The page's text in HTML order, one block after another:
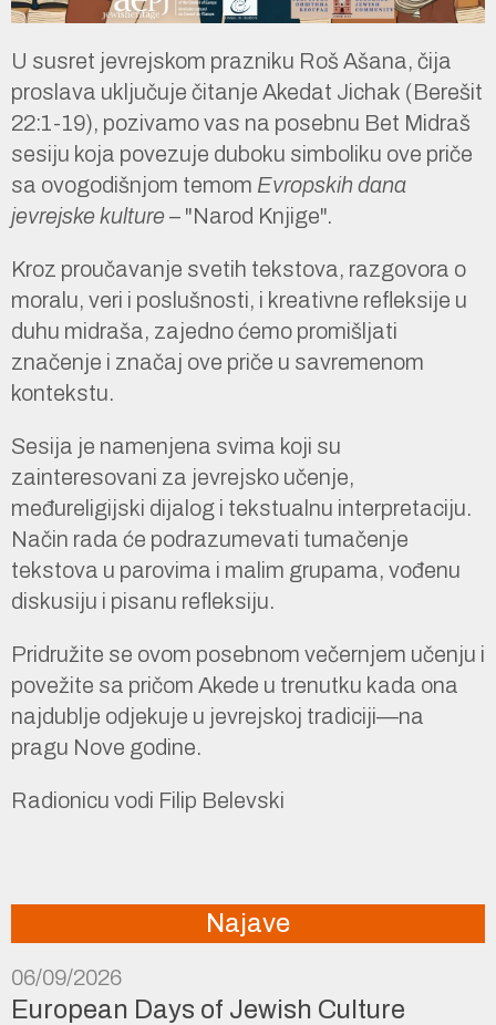
U susret jevrejskom prazniku Roš Ašana, čija
proslava uključuje čitanje Akedat Jichak (Berešit
22:1-19), pozivamo vas na posebnu Bet Midraš
sesiju koja povezuje duboku simboliku ove priče
sa ovogodišnjom temom Evropskih dana
jevrejske kulture – "Narod Knjige".
Kroz proučavanje svetih tekstova, razgovora o
moralu, veri i poslušnosti, i kreativne refleksije u
duhu midraša, zajedno ćemo promišljati
značenje i značaj ove priče u savremenom
kontekstu.
Sesija je namenjena svima koji su
zainteresovani za jevrejsko učenje,
međureligijski dijalog i tekstualnu interpretaciju.
Način rada će podrazumevati tumačenje
tekstova u parovima i malim grupama, vođenu
diskusiju i pisanu refleksiju.
Pridružite se ovom posebnom večernjem učenju i
povežite sa pričom Akede u trenutku kada ona
najdublje odjekuje u jevrejskoj tradiciji—na
pragu Nove godine.
Radionicu vodi Filip Belevski
Najave
06/09/2026
European Days of Jewish Culture